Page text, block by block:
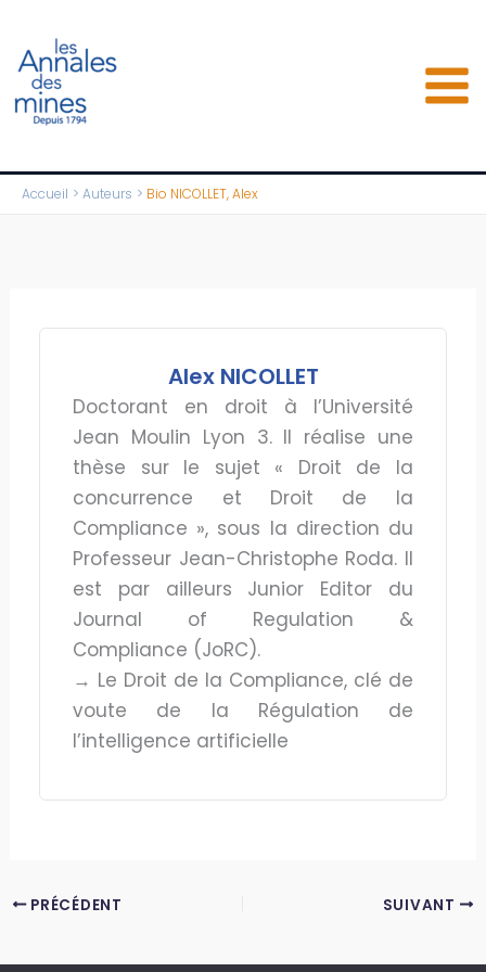
contenu
Accueil Auteurs Bio NICOLLET, Alex
Alex NICOLLET
Doctorant en droit à l’Université
Jean Moulin Lyon 3. Il réalise une
thèse sur le sujet « Droit de la
concurrence et Droit de la
Compliance », sous la direction du
Professeur Jean-Christophe Roda. Il
est par ailleurs Junior Editor du
Journal of Regulation &
Compliance (JoRC).
→ Le Droit de la Compliance, clé de
voute de la Régulation de
l’intelligence artificielle
PRÉCÉDENT SUIVANT